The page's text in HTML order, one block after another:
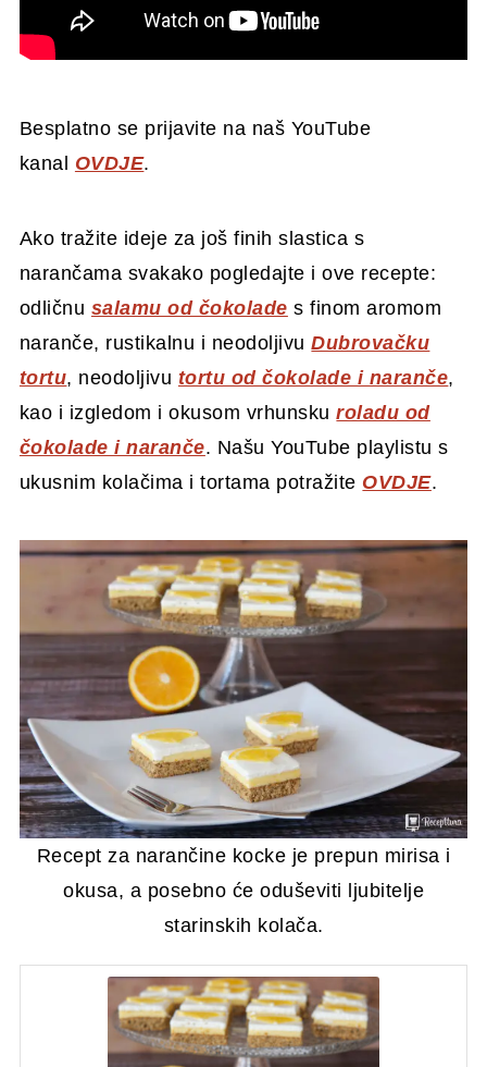
Besplatno se prijavite na naš YouTube
kanal OVDJE.
Ako tražite ideje za još finih slastica s
narančama svakako pogledajte i ove recepte:
odličnu salamu od čokolade s finom aromom
naranče, rustikalnu i neodoljivuDubrovačku
tortu, neodoljivu tortu od čokolade i naranče,
kao i izgledom i okusom vrhunskuroladu od
čokolade i naranče. Našu YouTube playlistu s
ukusnim kolačima i tortama potražite OVDJE.
Recept za narančine kocke je prepun mirisa i
okusa, a posebno će oduševiti ljubitelje
starinskih kolača.